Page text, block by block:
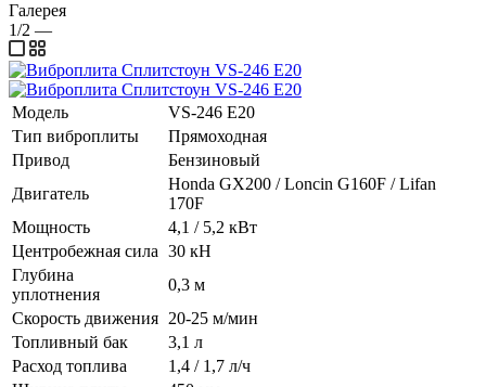
Галерея
1/2 —
Модель
VS-246 E20
Тип виброплиты
Прямоходная
Привод
Бензиновый
Двигатель
Honda GX200 / Loncin G160F / Lifan
170F
Мощность
4,1 / 5,2 кВт
Центробежная сила 30 кН
Глубина
уплотнения
0,3 м
Скорость движения 20-25 м/мин
Топливный бак
3,1 л
Расход топлива
1,4 / 1,7 л/ч